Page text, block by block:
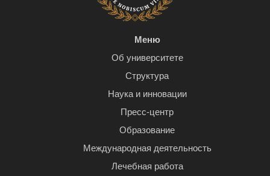
Меню
Об университете
Структура
Наука и инновации
Пресс-центр
Образование
Международная деятельность
Лечебная работа